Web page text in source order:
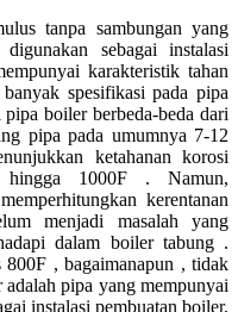
tanpa sambungan yang
sebagai instalasi
karakteristik tahan
spesifikasi pada pipa
boiler berbeda-beda dari
pipa pada umumnya 7-12
ketahanan korosi
1000F . Namun,
kerentanan
menjadi masalah yang
dalam boiler tabung .
800F , bagaimanapun , tidak
pipa yang mempunyai
instalasi pembuatan boiler,